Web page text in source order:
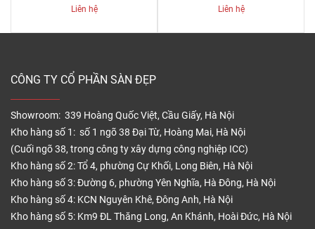
Liên hệ Liên hệ
CÔNG TY CỔ PHẦN SÀN ĐẸP
Showroom: 339 Hoàng Quốc Việt, Cầu Giấy, Hà Nội
Kho hàng số 1: số 1 ngõ 38 Đại Từ, Hoàng Mai, Hà Nội
(Cuối ngõ 38, trong công ty xây dựng công nghiệp ICC)
Kho hàng số 2: Tổ 4, phường Cự Khối, Long Biên, Hà Nội
Kho hàng số 3: Đường 6, phường Yên Nghĩa, Hà Đông, Hà Nội
Kho hàng số 4: KCN Nguyên Khê, Đông Anh, Hà Nội
Kho hàng số 5: Km9 ĐL Thăng Long, An Khánh, Hoài Đức, Hà Nội